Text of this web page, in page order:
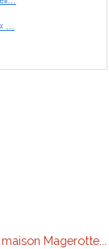
Magerotte...